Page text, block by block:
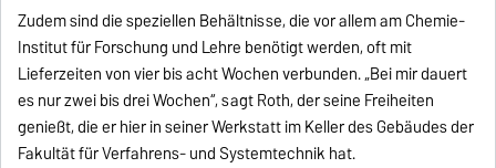
Zudem sind die speziellen Behältnisse, die vor allem am Chemie-
Institut für Forschung und Lehre benötigt werden, oft mit
Lieferzeiten von vier bis acht Wochen verbunden. „Bei mir dauert
es nur zwei bis drei Wochen“, sagt Roth, der seine Freiheiten
genießt, die er hier in seiner Werkstatt im Keller des Gebäudes der
Fakultät für Verfahrens- und Systemtechnik hat.